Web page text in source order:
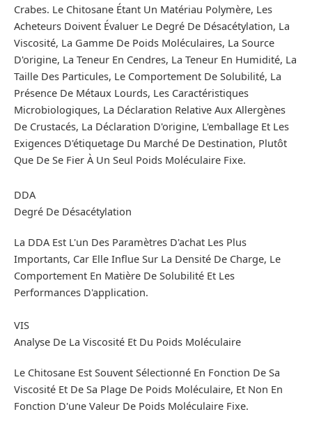
Crabes. Le Chitosane Étant Un Matériau Polymère, Les
Acheteurs Doivent Évaluer Le Degré De Désacétylation, La
Viscosité, La Gamme De Poids Moléculaires, La Source
D'origine, La Teneur En Cendres, La Teneur En Humidité, La
Taille Des Particules, Le Comportement De Solubilité, La
Présence De Métaux Lourds, Les Caractéristiques
Microbiologiques, La Déclaration Relative Aux Allergènes
De Crustacés, La Déclaration D'origine, L'emballage Et Les
Exigences D'étiquetage Du Marché De Destination, Plutôt
Que De Se Fier À Un Seul Poids Moléculaire Fixe.
DDA
Degré De Désacétylation
La DDA Est L'un Des Paramètres D'achat Les Plus
Importants, Car Elle Influe Sur La Densité De Charge, Le
Comportement En Matière De Solubilité Et Les
Performances D'application.
VIS
Analyse De La Viscosité Et Du Poids Moléculaire
Le Chitosane Est Souvent Sélectionné En Fonction De Sa
Viscosité Et De Sa Plage De Poids Moléculaire, Et Non En
Fonction D'une Valeur De Poids Moléculaire Fixe.